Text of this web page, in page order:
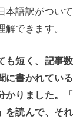
本語訳がつい
解できます。
も短く、記事
に書かれてい
かりました。
を読んで、そ